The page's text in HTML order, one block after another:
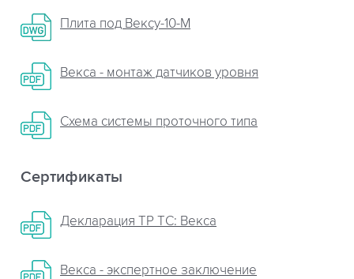
Плита пoд Вексу-10-М
Векса - монтаж датчиков уровня
Схема системы проточного типа
Сертификаты
Декларация ТР ТС: Векса
Векса - экспертное заключение